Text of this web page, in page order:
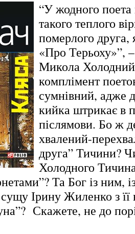
“У жодного
такого теплого
померлого друга,
«Про Терьоху»”, –
Микола
комплімент
сумнівний, адже
кийка штрикає в
післямови. Бо ж
хвалений-
друга” Тичини?
Холодного
Та Бог із ним,
Ірину Жиленко з
Скажете, не до